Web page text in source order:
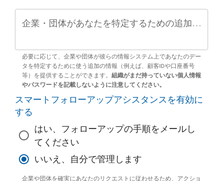
企業・団体があなたを特定するための追加情報（任意）
必要に応じて、企業や団体が彼らの情報システム上であなたのデー
タを特定するために使う追加の情報（例えば、顧客IDや口座番号
等）を提供することができます。 組織がまだ持っていない個人情報
やパスワードを記載しないように注意してください。
スマートフォローアップアシスタンスを有効に
する
はい、フォローアップの手順をメールし
てください
いいえ、自分で管理します
企業や団体を確実にあなたのリクエストに従わせるため、アクショ